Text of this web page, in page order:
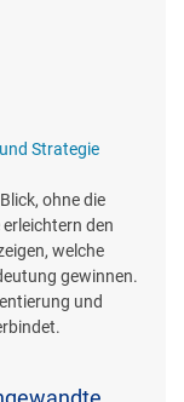
Strategie
ohne die
den
welche
gewinnen.
und